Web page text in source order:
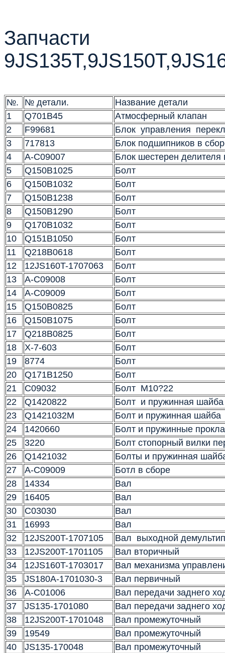
Запчасти
№. № детали.
Название детали
1
Q701B45
Атмосферный клапан
2
F99681
Блок управления
3
717813
Блок подшипников в
4
A-C09007
Блок шестерен делителя
5
Q150B1025
Болт
6
Q150B1032
Болт
7
Q150B1238
Болт
8
Q150B1290
Болт
9
Q170B1032
Болт
10
Q151B1050
Болт
11
Q218B0618
Болт
12
12JS160T-1707063
Болт
13
A-C09008
Болт
14
A-C09009
Болт
15
Q150B0825
Болт
16
Q150B1075
Болт
17
Q218B0825
Болт
18
X-7-603
Болт
19
8774
Болт
20
Q171B1250
Болт
21
C09032
Болт M10?22
22
Q1420822
Болт и пружинная шайба
23
Q1421032M
Болт и пружинная шайба
24
1420660
Болт и пружинные
25
3220
Болт стопорный вилки
26
Q1421032
Болты и пружинная
27
A-C09009
Ботл в сборе
28
14334
Вал
29
16405
Вал
30
C03030
Вал
31
16993
Вал
32
12JS200T-1707105
Вал выходной
33
12JS200T-1701105
Вал вторичный
34
12JS160T-1703017
Вал механизма
35
JS180A-1701030-3
Вал первичный
36
A-C01006
Вал передачи заднего
37
JS135-1701080
Вал передачи заднего
38
12JS200T-1701048
Вал промежуточный
39
19549
Вал промежуточный
40
JS135-170048
Вал промежуточный